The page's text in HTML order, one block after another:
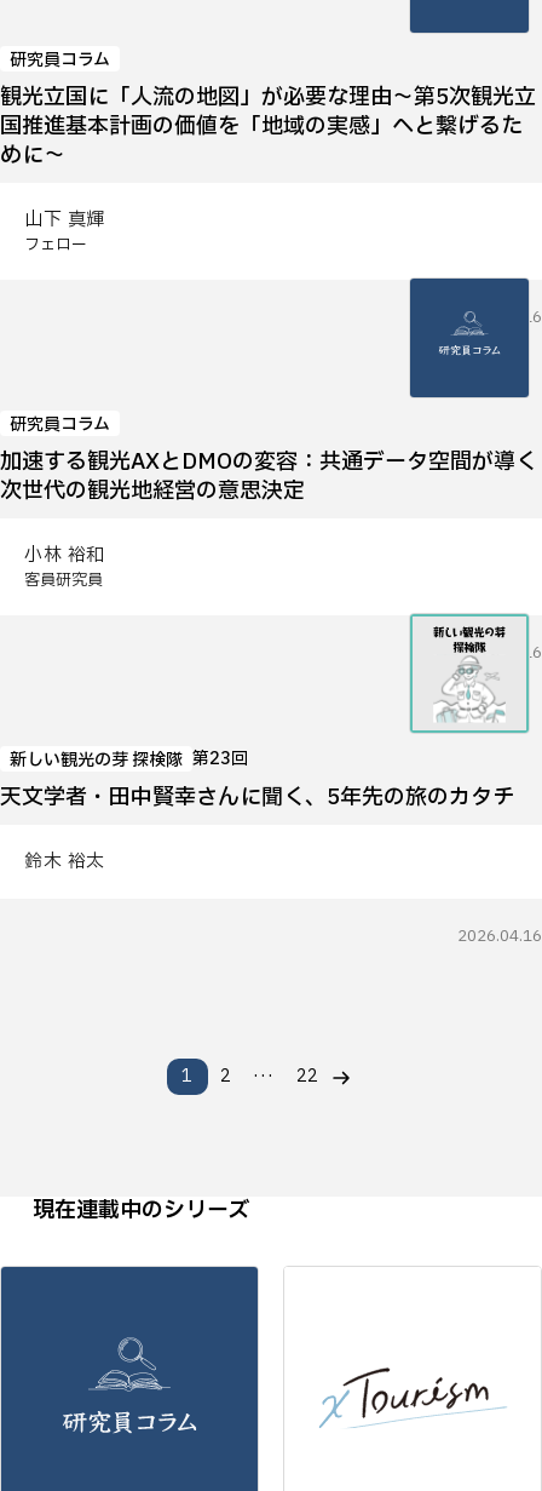
研究員コラム
観光立国に「人流の地図」が必要な理由～第5次観光立
国推進基本計画の価値を「地域の実感」へと繋げるた
めに～
山下 真輝
フェロー
2026.04.16
研究員コラム
加速する観光AXとDMOの変容：共通データ空間が導く
次世代の観光地経営の意思決定
小林 裕和
客員研究員
2026.04.16
新しい観光の芽 探検隊 第23回
天文学者・田中賢幸さんに聞く、5年先の旅のカタチ
鈴木 裕太
2026.04.16
1 2 … 22
現在連載中のシリーズ